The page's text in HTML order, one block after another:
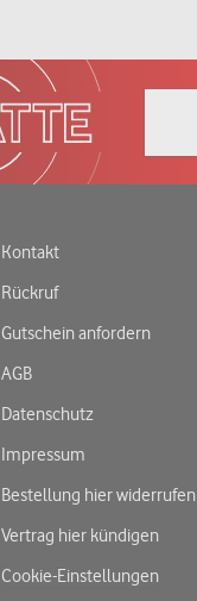
Kontakt
Rückruf
Gutschein anfordern
AGB
Datenschutz
Impressum
Bestellung hier widerrufen
Vertrag hier kündigen
Cookie-Einstellungen